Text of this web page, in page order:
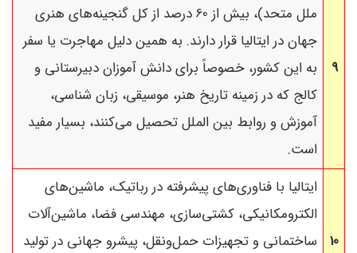
9
ملل متحد)، بیش از 60 درصد از کل گنجینه‌های هنری
جهان در ایتالیا قرار دارند. به همین دلیل مهاجرت یا سفر
به این کشور، خصوصاً برای دانش آموزان دبیرستانی و
کالج که در زمینه تاریخ هنر، موسیقی، زبان شناسی،
آموزش و روابط بین الملل تحصیل می‌کنند، بسیار مفید
است.
10
ایتالیا با فناوری‌های پیشرفته در رباتیک، ماشین‌های
الکترومکانیکی، کشتی‌سازی، مهندسی فضا، ماشین‌آلات
ساختمانی و تجهیزات حمل‌ونقل، پیشرو جهانی در تولید